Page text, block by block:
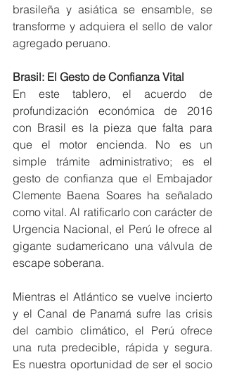
brasileña y asiática se ensamble, se
transforme y adquiera el sello de valor
agregado peruano.
Brasil: El Gesto de Confianza Vital
En este tablero, el acuerdo de
profundización económica de 2016
con Brasil es la pieza que falta para
que el motor encienda. No es un
simple trámite administrativo; es el
gesto de confianza que el Embajador
Clemente Baena Soares ha señalado
como vital. Al ratificarlo con carácter de
Urgencia Nacional, el Perú le ofrece al
gigante sudamericano una válvula de
escape soberana.
Mientras el Atlántico se vuelve incierto
y el Canal de Panamá sufre las crisis
del cambio climático, el Perú ofrece
una ruta predecible, rápida y segura.
Es nuestra oportunidad de ser el socio